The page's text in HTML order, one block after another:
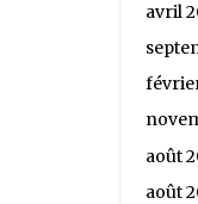
avril
août
août